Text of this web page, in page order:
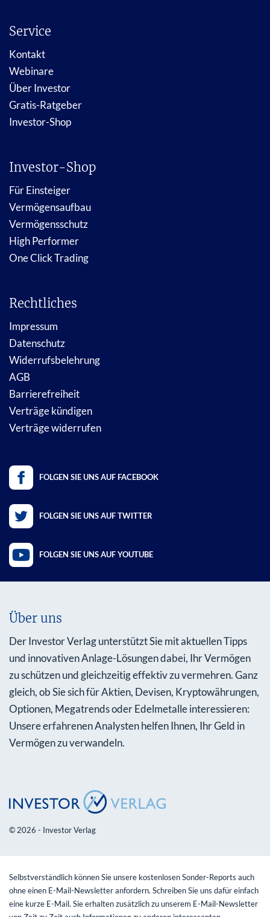
Service
Kontakt
Webinare
Über Investor
Gratis-Ratgeber
Investor-Shop
Investor-Shop
Für Einsteiger
Vermögensaufbau
Vermögensschutz
High Performer
One Click Trading
Rechtliches
Impressum
Datenschutz
Widerrufsbelehrung
AGB
Barrierefreiheit
Verträge kündigen
Verträge widerrufen
FOLGEN SIE UNS AUF FACEBOOK
FOLGEN SIE UNS AUF TWITTER
FOLGEN SIE UNS AUF YOUTUBE
Über uns
Der Investor Verlag unterstützt Sie mit aktuellen Tipps
und innovativen Anlage-Lösungen dabei, Ihr Vermögen
zu schützen und gleichzeitig effektiv zu vermehren. Ganz
gleich, ob Sie sich für Aktien, Devisen, Kryptowährungen,
Optionen, Megatrends oder Edelmetalle interessieren:
Unsere erfahrenen Analysten helfen Ihnen, Ihr Geld in
Vermögen zu verwandeln.
© 2026 - Investor Verlag
Selbstverständlich können Sie unsere kostenlosen Sonder-Reports auch
ohne einen E-Mail-Newsletter anfordern. Schreiben Sie uns dafür einfach
eine kurze E-Mail. Sie erhalten zusätzlich zu unserem E-Mail-Newsletter